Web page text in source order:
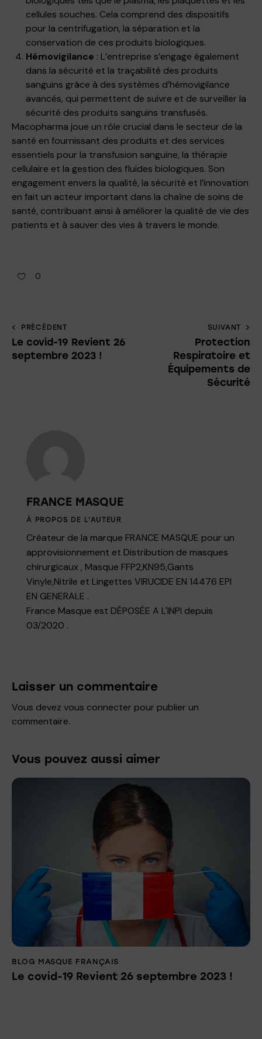
cellules souches. Cela comprend des dispositifs
pour la centrifugation, la séparation et la
conservation de ces produits biologiques.
Hémovigilance : L’entreprise s’engage également
dans la sécurité et la traçabilité des produits
sanguins grâce à des systèmes d’hémovigilance
avancés, qui permettent de suivre et de surveiller la
sécurité des produits sanguins transfusés.
Macopharma joue un rôle crucial dans le secteur de la
santé en fournissant des produits et des services
essentiels pour la transfusion sanguine, la thérapie
cellulaire et la gestion des fluides biologiques. Son
engagement envers la qualité, la sécurité et l’innovation
en fait un acteur important dans la chaîne de soins de
santé, contribuant ainsi à améliorer la qualité de vie des
patients et à sauver des vies à travers le monde.
0
PRÉCÉDENT
Le covid-19 Revient 26
septembre 2023 !
SUIVANT
Protection
Respiratoire et
Équipements de
Sécurité
FRANCE MASQUE
À PROPOS DE L'AUTEUR
Créateur de la marque FRANCE MASQUE pour un
approvisionnement et Distribution de masques
chirurgicaux , Masque FFP2,KN95,Gants
Vinyle,Nitrile et Lingettes VIRUCIDE EN 14476 EPI
EN GENERALE .
France Masque est DÉPOSÉE A L'INPI depuis
03/2020 .
Laisser un commentaire
Vous devez vous connecter pour publier un
commentaire.
Vous pouvez aussi aimer
BLOG MASQUE FRANÇAIS
Le covid-19 Revient 26 septembre 2023 !